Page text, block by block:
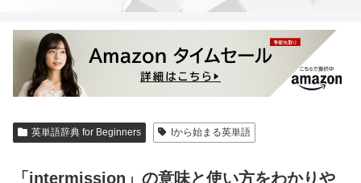
英単語辞典 for Beginners Iから始まる英単語
「intermission」の意味と使い方をわかりや